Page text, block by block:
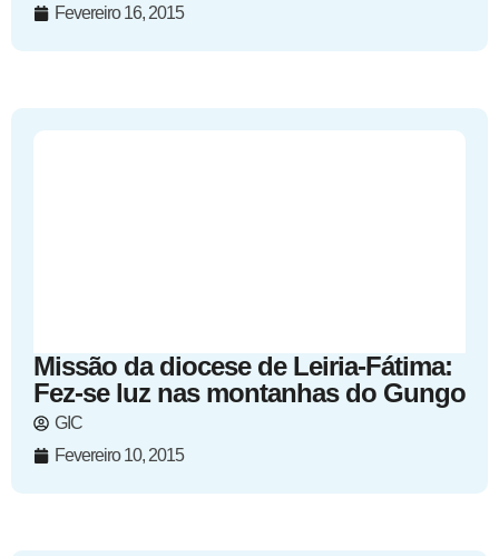
Fevereiro 16, 2015
Missão da diocese de Leiria-Fátima:
Fez-se luz nas montanhas do Gungo
GIC
Fevereiro 10, 2015